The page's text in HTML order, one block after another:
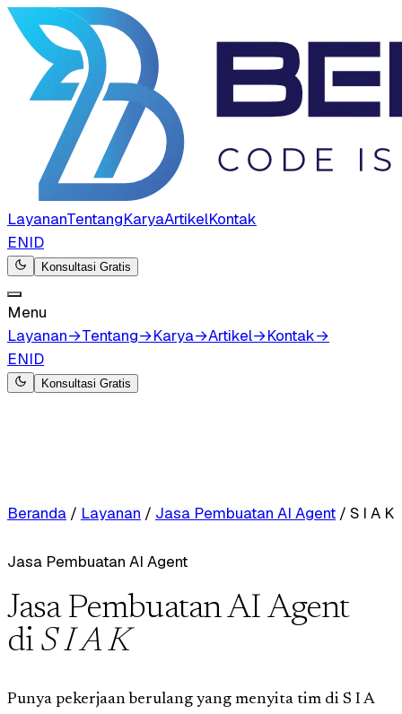
LayananTentangKaryaArtikelKontak
ENID
Konsultasi Gratis
Menu
Layanan→Tentang→Karya→Artikel→Kontak→
ENID
Konsultasi Gratis
Beranda / Layanan / Jasa Pembuatan AI Agent / S I A K
Jasa Pembuatan AI Agent
Jasa Pembuatan AI Agent
di S I A K
Punya pekerjaan berulang yang menyita tim di S I A